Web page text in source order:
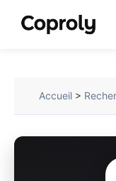
Accueil >